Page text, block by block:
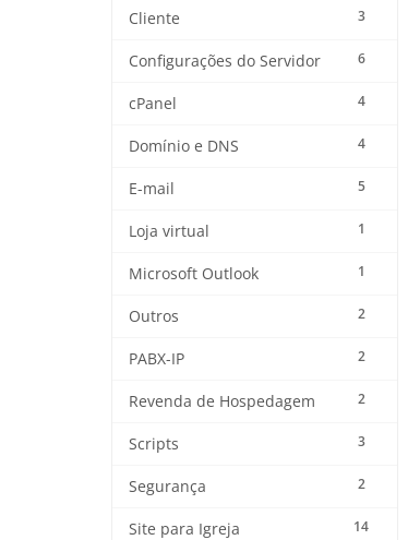
3
Cliente
6
Configurações do Servidor
4
cPanel
4
Domínio e DNS
5
E-mail
1
Loja virtual
1
Microsoft Outlook
2
Outros
2
PABX-IP
2
Revenda de Hospedagem
3
Scripts
2
Segurança
14
Site para Igreja